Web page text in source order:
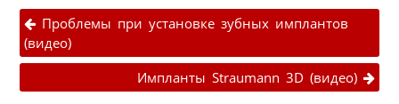
Навігація публікаціями
Проблемы при установке зубных имплантов
(видео)
Импланты Straumann 3D (видео)